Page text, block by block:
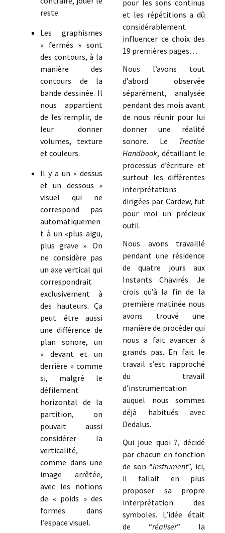
reste.
Les graphismes
« fermés » sont
des contours, à la
manière des
contours de la
bande dessinée. Il
nous appartient
de les remplir, de
leur donner
volumes, texture
et couleurs.
Il y a un « dessus
et un dessous »
visuel qui ne
correspond pas
automatiquemen
t à un «plus aigu,
plus grave ». On
ne considère pas
un axe vertical qui
correspondrait
exclusivement à
des hauteurs. Ça
peut être aussi
une différence de
plan sonore, un
« devant et un
derrière » comme
si, malgré le
défilement
horizontal de la
partition, on
pouvait aussi
considérer la
verticalité,
comme dans une
image arrêtée,
avec les notions
de « poids » des
formes dans
l’espace visuel.
pour les sons continus
et les répétitions a dû
considérablement
influencer ce choix des
19 premières pages…
Nous l’avons tout
d’abord observée
séparément, analysée
pendant des mois avant
de nous réunir pour lui
donner une réalité
sonore. Le Treatise
Handbook, détaillant le
processus d’écriture et
surtout les différentes
interprétations
dirigées par Cardew, fut
pour moi un précieux
outil.
Nous avons travaillé
pendant une résidence
de quatre jours aux
Instants Chavirés. Je
crois qu’à la fin de la
première matinée nous
avons trouvé une
manière de procéder qui
nous a fait avancer à
grands pas. En fait le
travail s’est rapproché
du travail
d’instrumentation
auquel nous sommes
déjà habitués avec
Dedalus.
Qui joue quoi ?, décidé
par chacun en fonction
de son “instrument”, ici,
il fallait en plus
proposer sa propre
interprétation des
symboles. L’idée était
de “réaliser” la